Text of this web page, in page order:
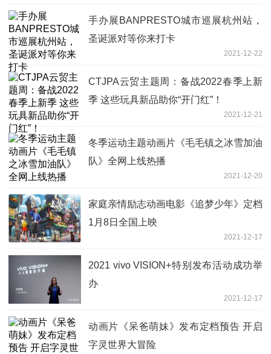
手办展BANPRESTO城市巡展杭州站，
圣诞派对等你来打卡
2021-12-22
CTJPA云贸主题周：备战2022春季上新
季 这些玩具新品助你“开门红”！
2021-12-21
冬季运动主题动画片《毛毛镇之冰雪加油
队》全网上线热播
2021-12-20
家庭亲情励志动画电影《追梦少年》定档
1月8日全国上映
2021-12-17
2021 vivo VISION+特别发布活动成功举
办
2021-12-17
动画片《呆爸萌妹》发布定档预告 开启
字灵世界大冒险